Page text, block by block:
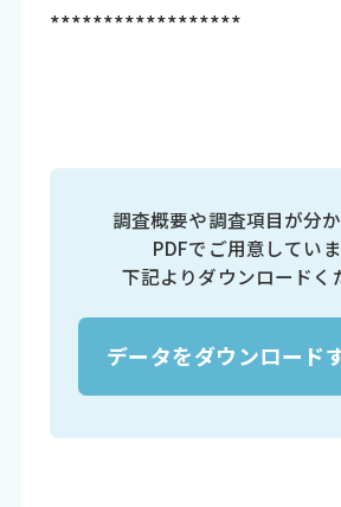
******************
調査概要や調査項目が分
PDFでご用意していま
下記よりダウンロードく
データをダウンロード